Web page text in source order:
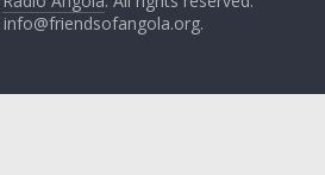
info@friendsofangola.org.